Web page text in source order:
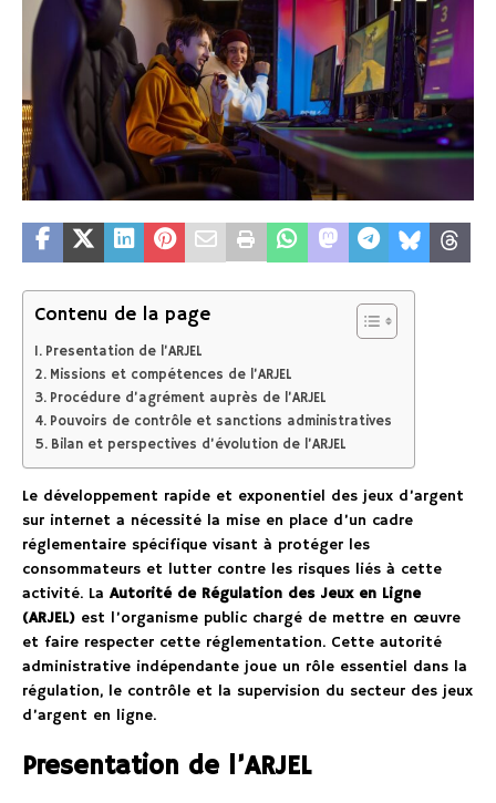
Contenu de la page
Presentation de l’ARJEL
Missions et compétences de l’ARJEL
Procédure d’agrément auprès de l’ARJEL
Pouvoirs de contrôle et sanctions administratives
Bilan et perspectives d’évolution de l’ARJEL
Le développement rapide et exponentiel des jeux d’argent
sur internet a nécessité la mise en place d’un cadre
réglementaire spécifique visant à protéger les
consommateurs et lutter contre les risques liés à cette
activité. La Autorité de Régulation des Jeux en Ligne
(ARJEL) est l’organisme public chargé de mettre en œuvre
et faire respecter cette réglementation. Cette autorité
administrative indépendante joue un rôle essentiel dans la
régulation, le contrôle et la supervision du secteur des jeux
d’argent en ligne.
Presentation de l’ARJEL